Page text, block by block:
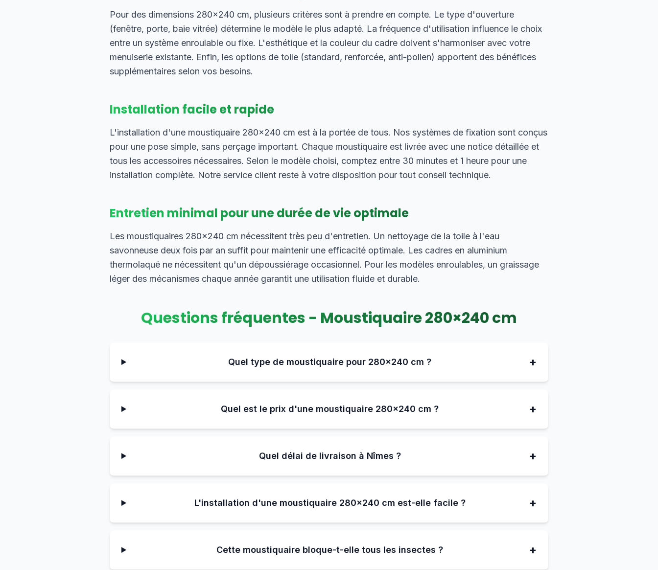
Pour des dimensions 280×240 cm, plusieurs critères sont à prendre en compte. Le type d'ouverture
(fenêtre, porte, baie vitrée) détermine le modèle le plus adapté. La fréquence d'utilisation influence le choix
entre un système enroulable ou fixe. L'esthétique et la couleur du cadre doivent s'harmoniser avec votre
menuiserie existante. Enfin, les options de toile (standard, renforcée, anti-pollen) apportent des bénéfices
supplémentaires selon vos besoins.
Installation facile et rapide
L'installation d'une moustiquaire 280×240 cm est à la portée de tous. Nos systèmes de fixation sont conçus
pour une pose simple, sans perçage important. Chaque moustiquaire est livrée avec une notice détaillée et
tous les accessoires nécessaires. Selon le modèle choisi, comptez entre 30 minutes et 1 heure pour une
installation complète. Notre service client reste à votre disposition pour tout conseil technique.
Entretien minimal pour une durée de vie optimale
Les moustiquaires 280×240 cm nécessitent très peu d'entretien. Un nettoyage de la toile à l'eau
savonneuse deux fois par an suffit pour maintenir une efficacité optimale. Les cadres en aluminium
thermolaqué ne nécessitent qu'un dépoussiérage occasionnel. Pour les modèles enroulables, un graissage
léger des mécanismes chaque année garantit une utilisation fluide et durable.
Questions fréquentes - Moustiquaire280×240cm
Quel type de moustiquaire pour 280×240 cm ? +
Quel est le prix d'une moustiquaire 280×240 cm ? +
Quel délai de livraison à Nîmes ? +
L'installation d'une moustiquaire 280×240 cm est-elle facile ? +
Cette moustiquaire bloque-t-elle tous les insectes ? +